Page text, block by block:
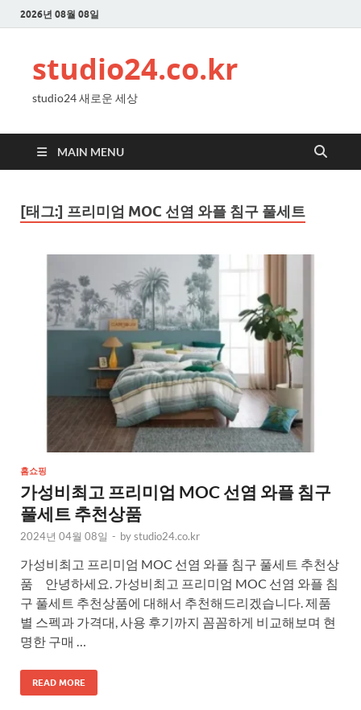
2026년 08월 08일
studio24.co.kr
studio24 새로운 세상
MAIN MENU
[태그:] 프리미엄 MOC 선염 와플 침구 풀세트
홈쇼핑
가성비최고 프리미엄 MOC 선염 와플 침구
풀세트 추천상품
2024년 04월 08일 - bystudio24.co.kr
가성비최고 프리미엄 MOC 선염 와플 침구 풀세트 추천상
품 안녕하세요. 가성비최고 프리미엄 MOC 선염 와플 침
구 풀세트 추천상품에 대해서 추천해드리겠습니다. 제품
별 스펙과 가격대, 사용 후기까지 꼼꼼하게 비교해보며 현
명한 구매 …
READ MORE